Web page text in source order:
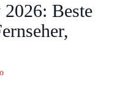
Beste